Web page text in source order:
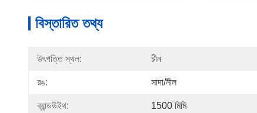
বিস্তারিত তথ্য
উৎপত্তি স্থল: চীন
রঙ: সাদা/নীল
ব্যান্ডউইথ: 1500 মিমি